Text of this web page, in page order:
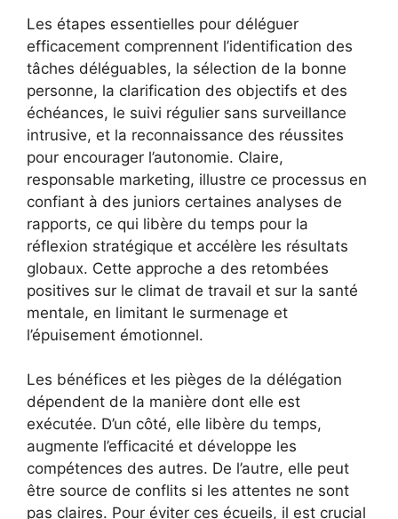
Les étapes essentielles pour déléguer
efficacement comprennent l’identification des
tâches déléguables, la sélection de la bonne
personne, la clarification des objectifs et des
échéances, le suivi régulier sans surveillance
intrusive, et la reconnaissance des réussites
pour encourager l’autonomie. Claire,
responsable marketing, illustre ce processus en
confiant à des juniors certaines analyses de
rapports, ce qui libère du temps pour la
réflexion stratégique et accélère les résultats
globaux. Cette approche a des retombées
positives sur le climat de travail et sur la santé
mentale, en limitant le surmenage et
l’épuisement émotionnel.
Les bénéfices et les pièges de la délégation
dépendent de la manière dont elle est
exécutée. D’un côté, elle libère du temps,
augmente l’efficacité et développe les
compétences des autres. De l’autre, elle peut
être source de conflits si les attentes ne sont
pas claires. Pour éviter ces écueils, il est crucial